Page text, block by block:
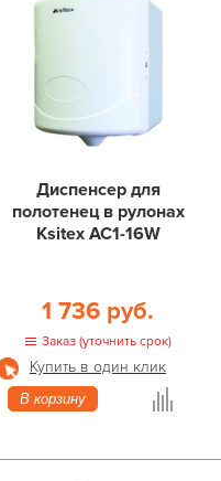
Диспенсер для
полотенец в рулонах
Ksitex АС1-16W
1 736 руб.
Заказ (уточнить срок)
Купить в один клик
В корзину